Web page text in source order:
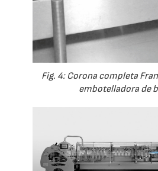
Fig. 4: Corona completa
embotelladora de